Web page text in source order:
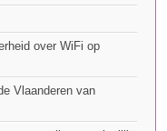
over WiFi op
Vlaanderen van